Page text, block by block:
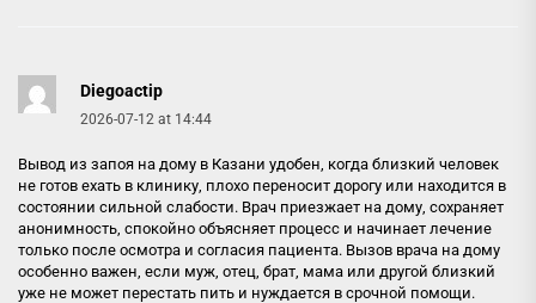
Diegoactip
2026-07-12 at 14:44
Вывод из запоя на дому в Казани удобен, когда близкий человек
не готов ехать в клинику, плохо переносит дорогу или находится в
состоянии сильной слабости. Врач приезжает на дому, сохраняет
анонимность, спокойно объясняет процесс и начинает лечение
только после осмотра и согласия пациента. Вызов врача на дому
особенно важен, если муж, отец, брат, мама или другой близкий
уже не может перестать пить и нуждается в срочной помощи.